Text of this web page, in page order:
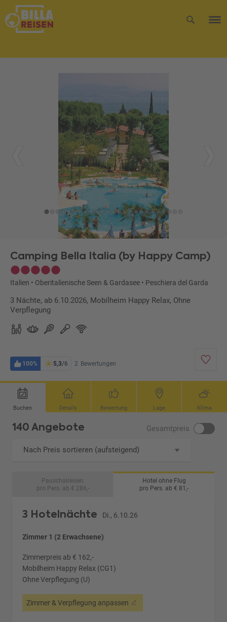
Camping Bella Italia (by Happy Camp)
Italien • Oberitalienische Seen & Gardasee • Peschiera del Garda
3 Nächte, ab 6.10.2026, Mobilheim Happy Relax, Ohne
Verpflegung
100% 5,3/6 2 Bewertungen
Buchen Details Bewertung Lage Klima
140 Angebote Gesamtpreis
Nach Preis sortieren (aufsteigend)
Pauschalreisen
pro Pers. ab € 286,-
Hotel ohne Flug
pro Pers. ab € 81,-
3 Hotelnächte Di., 6.10.26
Zimmer 1 (2 Erwachsene)
Zimmerpreis ab € 162,-
Mobilheim Happy Relax (CG1)
Ohne Verpflegung (U)
Zimmer & Verpflegung anpassen